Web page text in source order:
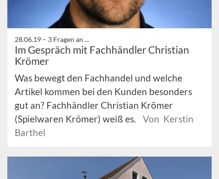
28.06.19 – 3 Fragen an ...
Im Gespräch mit Fachhändler Christian
Krömer
Was bewegt den Fachhandel und welche
Artikel kommen bei den Kunden besonders
gut an? Fachhändler Christian Krömer
(Spielwaren Krömer) weiß es.
Von Kerstin
Barthel